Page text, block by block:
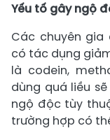
Yếu tố gây ngộ
Các chuyên
có tác dụng
là codein,
dùng quá liều
ngộ độc tùy
trường hợp có